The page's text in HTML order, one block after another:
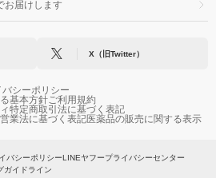
お届けします
X（旧Twitter）
シーポリシー
基本方針ご利用規約
特定商取引法に基づく表記
業法に基づく表記医薬品の販売に関する表示
バシーポリシーLINEヤフープライバシーセンター
ガイドライン